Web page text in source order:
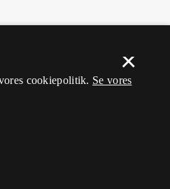
×
cookiepolitik. Se vores